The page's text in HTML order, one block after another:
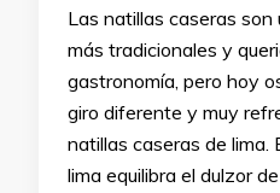
Las natillas caseras son
más tradicionales y
gastronomía, pero hoy
giro diferente y muy
natillas caseras de lima.
lima equilibra el dulzor